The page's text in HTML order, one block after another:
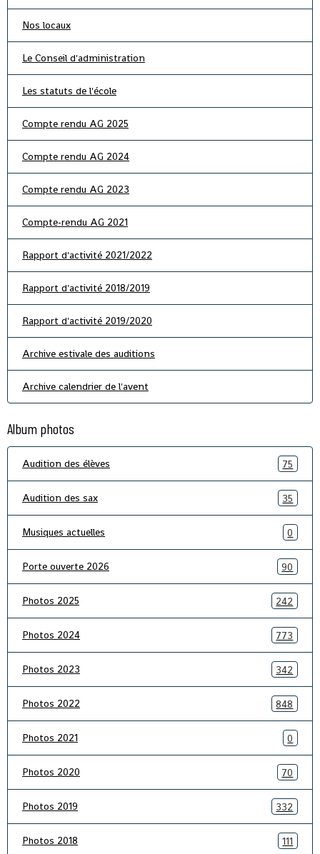
Nos locaux
Le Conseil d'administration
Les statuts de l'école
Compte rendu AG 2025
Compte rendu AG 2024
Compte rendu AG 2023
Compte-rendu AG 2021
Rapport d'activité 2021/2022
Rapport d'activité 2018/2019
Rapport d'activité 2019/2020
Archive estivale des auditions
Archive calendrier de l'avent
Album photos
Audition des élèves 75
Audition des sax 35
Musiques actuelles 0
Porte ouverte 2026 90
Photos 2025 242
Photos 2024 773
Photos 2023 342
Photos 2022 848
Photos 2021 0
Photos 2020 70
Photos 2019 332
Photos 2018 111